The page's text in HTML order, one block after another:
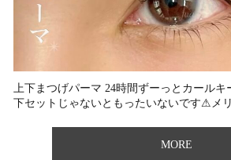
上下まつげパーマ 24時間ずーっとカール
下セットじゃないともったいないです⚠︎⁡メ
MORE